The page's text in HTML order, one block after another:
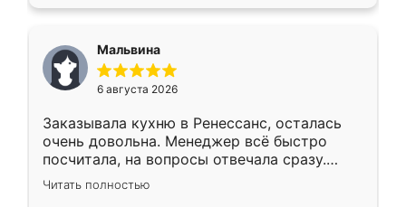
Мальвина
6 августа 2026
Заказывала кухню в Ренессанс, осталась
очень довольна. Менеджер всё быстро
посчитала, на вопросы отвечала сразу.
Замерщик приехал в субботу, подошёл к
делу со всей ответственностью. Собрали
Читать полностью